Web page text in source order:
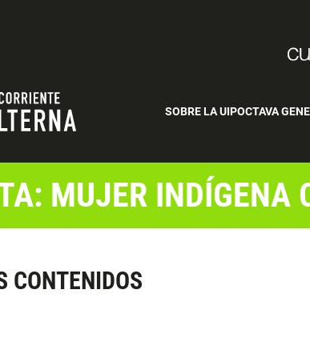
SOBRE LA UIPOCTAVA
MUJER INDÍGENA
CONTENIDOS